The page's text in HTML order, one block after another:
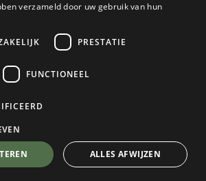
over dit product via WhatsApp
verzameld door uw gebruik van hun
PRESTATIE
FUNCTIONEEL
ALLES AFWIJZEN